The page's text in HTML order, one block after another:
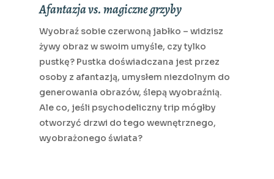
Afantazja vs. magiczne grzyby
Wyobraź sobie czerwoną jabłko – widzisz
żywy obraz w swoim umyśle, czy tylko
pustkę? Pustka doświadczana jest przez
osoby z afantazją, umysłem niezdolnym do
generowania obrazów, ślepą wyobraźnią.
Ale co, jeśli psychodeliczny trip mógłby
otworzyć drzwi do tego wewnętrznego,
wyobrażonego świata?